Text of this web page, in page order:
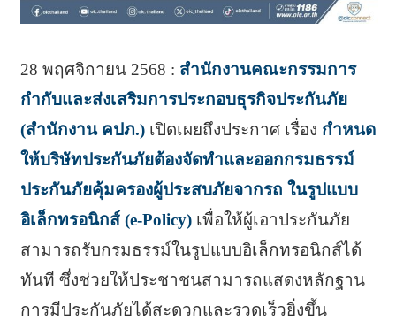
28 พฤศจิกายน 2568 : สำนักงานคณะกรรมการ
กำกับและส่งเสริมการประกอบธุรกิจประกันภัย
(สำนักงาน คปภ.)เปิดเผยถึงประกาศ เรื่อง กำหนด
ให้บริษัทประกันภัยต้องจัดทำและออกกรมธรรม์
ประกันภัยคุ้มครองผู้ประสบภัยจากรถ ในรูปแบบ
อิเล็กทรอนิกส์ (e-Policy)เพื่อให้ผู้เอาประกันภัย
สามารถรับกรมธรรม์ในรูปแบบอิเล็กทรอนิกส์ได้
ทันที ซึ่งช่วยให้ประชาชนสามารถแสดงหลักฐาน
การมีประกันภัยได้สะดวกและรวดเร็วยิ่งขึ้น